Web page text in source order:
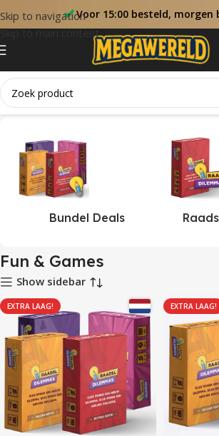
Skip to navigation
Skip to main content
Voor 15:00 besteld, morgen
Home Fun & Games
Bundel Deals
Fun & Games
Show sidebar
EXTRA LAAG! EXTRA LAAG!